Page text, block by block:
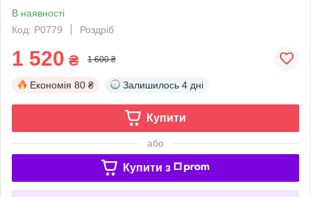
В наявності
Код: Р0779
Роздріб
1 520 ₴ 1 600 ₴
Економія 80 ₴ Залишилось 4 дні
Купити
або
Купити з